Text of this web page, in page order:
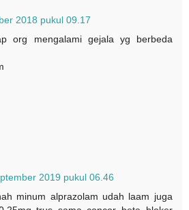
2018 pukul 09.17
org mengalami gejala yg berbeda
2019 pukul 06.46
minum alprazolam udah laam juga